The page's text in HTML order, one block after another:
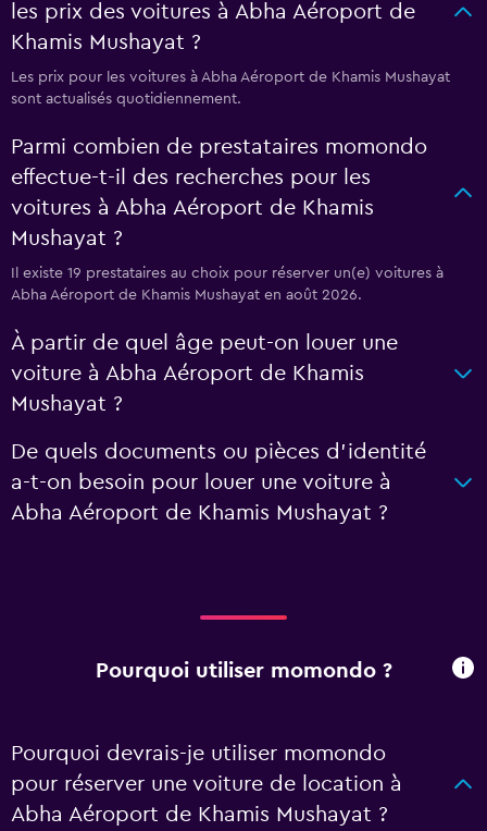
les prix des voitures à Abha Aéroport de
Khamis Mushayat ?
Les prix pour les voitures à Abha Aéroport de Khamis Mushayat
sont actualisés quotidiennement.
Parmi combien de prestataires momondo
effectue-t-il des recherches pour les
voitures à Abha Aéroport de Khamis
Mushayat ?
Il existe 19 prestataires au choix pour réserver un(e) voitures à
Abha Aéroport de Khamis Mushayat en août 2026.
À partir de quel âge peut-on louer une
voiture à Abha Aéroport de Khamis
Mushayat ?
De quels documents ou pièces d'identité
a-t-on besoin pour louer une voiture à
Abha Aéroport de Khamis Mushayat ?
Pourquoi utiliser momondo ?
Pourquoi devrais-je utiliser momondo
pour réserver une voiture de location à
Abha Aéroport de Khamis Mushayat ?